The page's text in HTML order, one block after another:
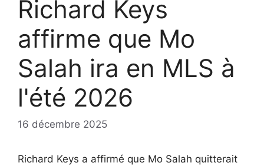
Richard Keys
affirme que Mo
Salah ira en MLS à
l'été 2026
16 décembre 2025
Richard Keys a affirmé que Mo Salah quitterait